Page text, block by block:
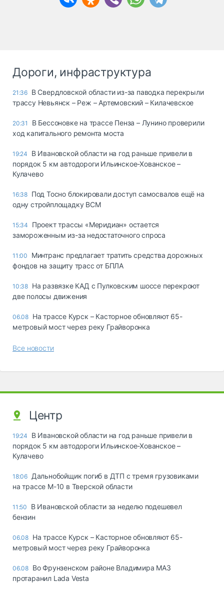
Дороги, инфраструктура
21:36 В Свердловской области из-за паводка перекрыли
трассу Невьянск – Реж – Артемовский – Килачевское
20:31
В Бессоновке на трассе Пенза – Лунино проверили
ход капитального ремонта моста
19:24
В Ивановской области на год раньше привели в
порядок 5 км автодороги Ильинское-Хованское –
Кулачево
16:38 Под Тосно блокировали доступ самосвалов ещё на
одну стройплощадку ВСМ
15:34
Проект трассы «Меридиан» остается
замороженным из-за недостаточного спроса
11:00
Минтранс предлагает тратить средства дорожных
фондов на защиту трасс от БПЛА
10:38 На развязке КАД с Пулковским шоссе перекроют
две полосы движения
06.08 На трассе Курск – Касторное обновляют 65-
метровый мост через реку Грайворонка
Все новости
Центр
19:24
В Ивановской области на год раньше привели в
порядок 5 км автодороги Ильинское-Хованское –
Кулачево
18:06 Дальнобойщик погиб в ДТП с тремя грузовиками
на трассе М-10 в Тверской области
11:50
В Ивановской области за неделю подешевел
бензин
06.08 На трассе Курск – Касторное обновляют 65-
метровый мост через реку Грайворонка
06.08 Во Фрунзенском районе Владимира МАЗ
протаранил Lada Vesta